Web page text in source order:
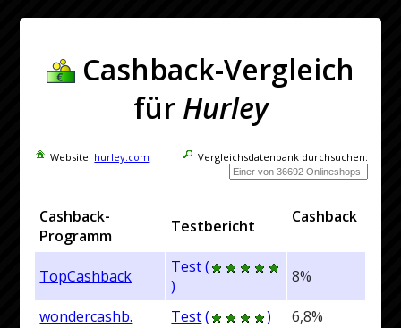
Cashback-Vergleich
für Hurley
Website: hurley.com Vergleichsdatenbank durchsuchen:
Cashback-
Programm
Testbericht Cashback
TopCashback Test (
)
8%
wondercashb. Test ( ) 6,8%